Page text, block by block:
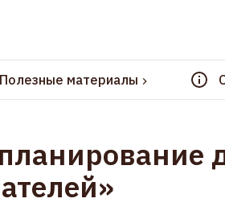
Полезные материалы